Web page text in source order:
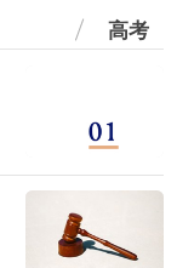
高考